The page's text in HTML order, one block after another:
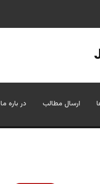
ارسال مطالب در باره ما